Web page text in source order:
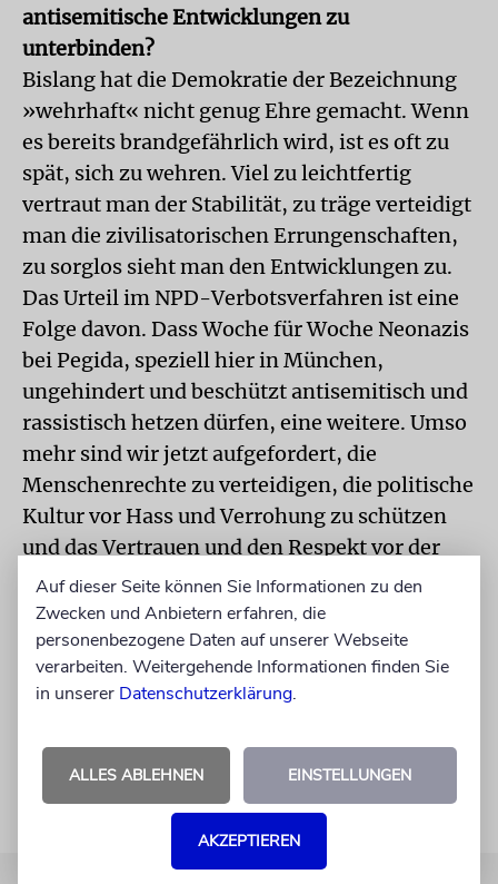
antisemitische Entwicklungen zu
unterbinden?
Bislang hat die Demokratie der Bezeichnung
»wehrhaft« nicht genug Ehre gemacht. Wenn
es bereits brandgefährlich wird, ist es oft zu
spät, sich zu wehren. Viel zu leichtfertig
vertraut man der Stabilität, zu träge verteidigt
man die zivilisatorischen Errungenschaften,
zu sorglos sieht man den Entwicklungen zu.
Das Urteil im NPD-Verbotsverfahren ist eine
Folge davon. Dass Woche für Woche Neonazis
bei Pegida, speziell hier in München,
ungehindert und beschützt antisemitisch und
rassistisch hetzen dürfen, eine weitere. Umso
mehr sind wir jetzt aufgefordert, die
Menschenrechte zu verteidigen, die politische
Kultur vor Hass und Verrohung zu schützen
und das Vertrauen und den Respekt vor der
Staatsgewalt an breiter Front
wiederherzustellen. Alle sind gefordert.
Mit der Präsidentin der Israelitischen
Kultusgemeinde München und Oberbayern
Auf dieser Seite können Sie Informationen zu den
Zwecken und Anbietern erfahren, die
personenbezogene Daten auf unserer Webseite
verarbeiten. Weitergehende Informationen finden Sie
in unserer Datenschutzerklärung.
ALLES ABLEHNEN EINSTELLUNGEN
AKZEPTIEREN